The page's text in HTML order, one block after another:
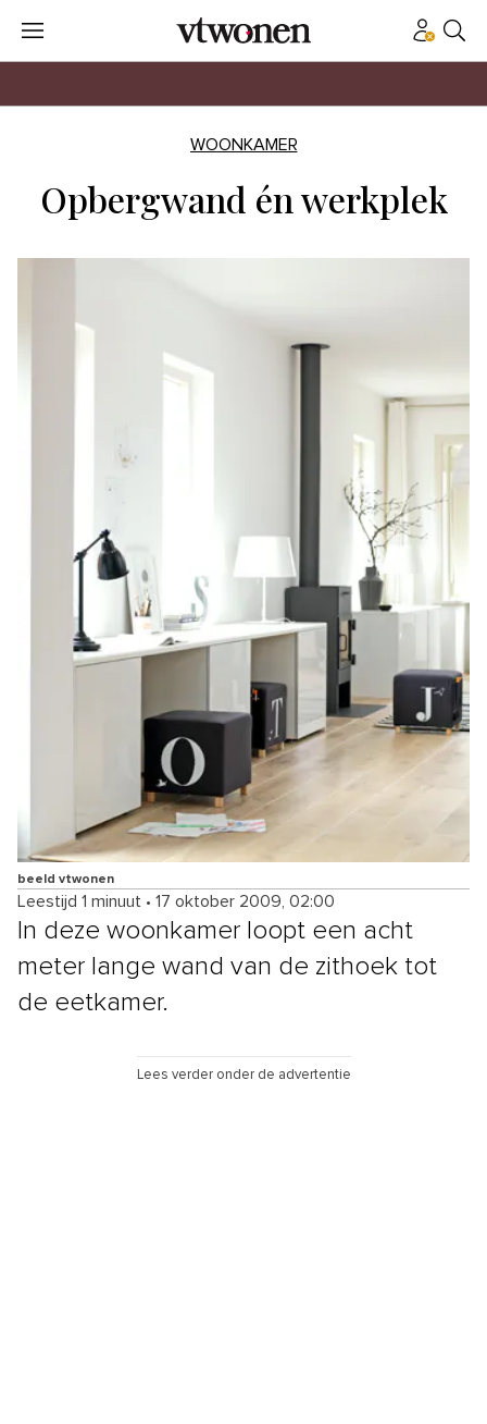
WOONKAMER
Opbergwand én werkplek
beeld vtwonen
Leestijd 1 minuut • 17 oktober 2009, 02:00
In deze woonkamer loopt een acht
meter lange wand van de zithoek tot
de eetkamer.
Lees verder onder de advertentie